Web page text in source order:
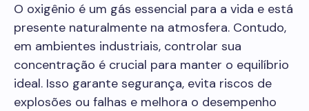
O oxigênio é um gás essencial para a vida e está
presente naturalmente na atmosfera. Contudo,
em ambientes industriais, controlar sua
concentração é crucial para manter o equilíbrio
ideal. Isso garante segurança, evita riscos de
explosões ou falhas e melhora o desempenho